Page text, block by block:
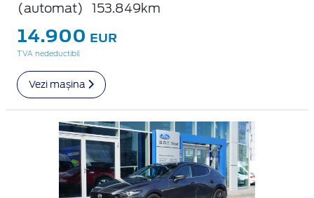
(automat)
153.849km
14.900 EUR
TVA nedeductibil
Vezi mașina